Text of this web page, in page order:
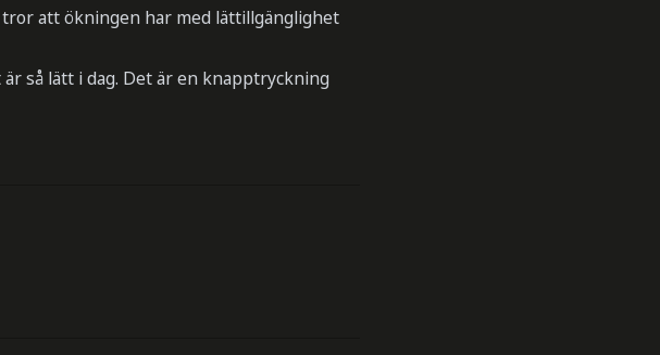
att ökningen har med lättillgänglighet
så lätt i dag. Det är en knapptryckning